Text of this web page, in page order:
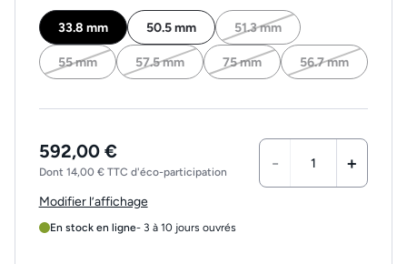
33.8 mm 50.5 mm 51.3 mm
55 mm 57.5 mm 75 mm 56.7 mm
592,00 €
Dont 14,00 € TTC d'éco-participation - +
Modifier l’affichage
En stock en ligne- 3 à 10 jours ouvrés